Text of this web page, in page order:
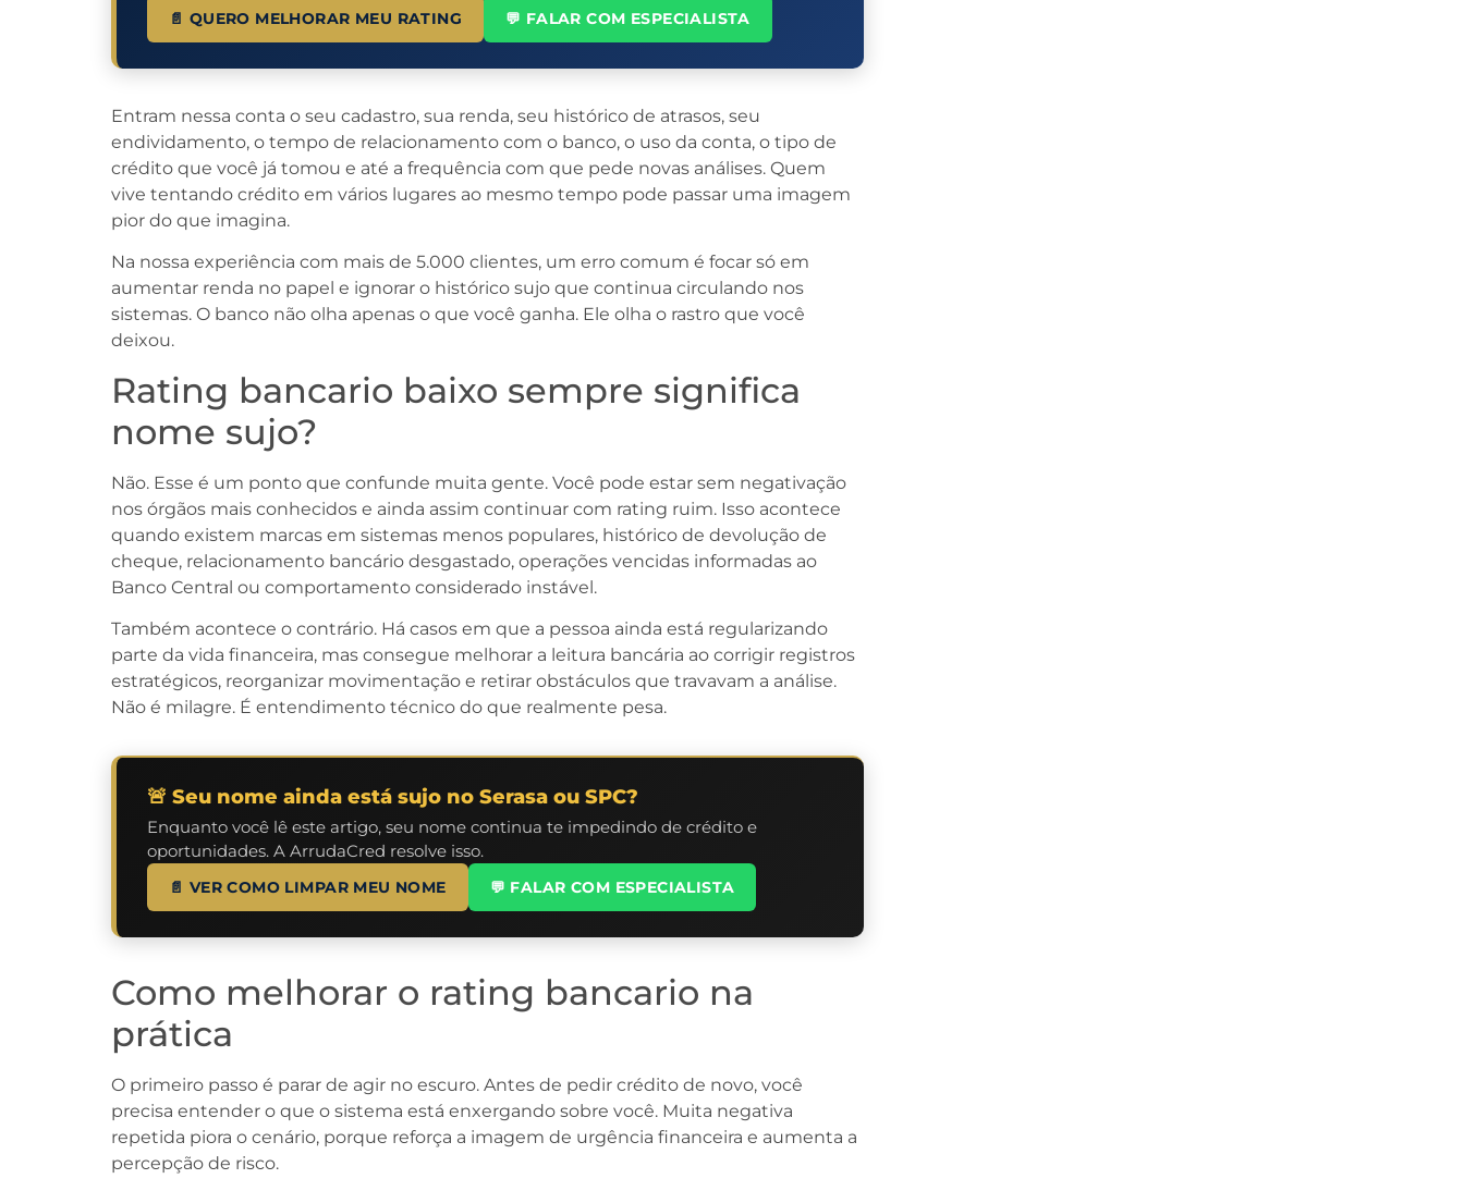
📄 QUERO MELHORAR MEU RATING 💬 FALAR COM ESPECIALISTA
Entram nessa conta o seu cadastro, sua renda, seu histórico de atrasos, seu
endividamento, o tempo de relacionamento com o banco, o uso da conta, o tipo de
crédito que você já tomou e até a frequência com que pede novas análises. Quem
vive tentando crédito em vários lugares ao mesmo tempo pode passar uma imagem
pior do que imagina.
Na nossa experiência com mais de 5.000 clientes, um erro comum é focar só em
aumentar renda no papel e ignorar o histórico sujo que continua circulando nos
sistemas. O banco não olha apenas o que você ganha. Ele olha o rastro que você
deixou.
Rating bancario baixo sempre significa
nome sujo?
Não. Esse é um ponto que confunde muita gente. Você pode estar sem negativação
nos órgãos mais conhecidos e ainda assim continuar com rating ruim. Isso acontece
quando existem marcas em sistemas menos populares, histórico de devolução de
cheque, relacionamento bancário desgastado, operações vencidas informadas ao
Banco Central ou comportamento considerado instável.
Também acontece o contrário. Há casos em que a pessoa ainda está regularizando
parte da vida financeira, mas consegue melhorar a leitura bancária ao corrigir registros
estratégicos, reorganizar movimentação e retirar obstáculos que travavam a análise.
Não é milagre. É entendimento técnico do que realmente pesa.
🚨 Seu nome ainda está sujo no Serasa ou SPC?
Enquanto você lê este artigo, seu nome continua te impedindo de crédito e
oportunidades. A ArrudaCred resolve isso.
📄 VER COMO LIMPAR MEU NOME 💬 FALAR COM ESPECIALISTA
Como melhorar o rating bancario na
prática
O primeiro passo é parar de agir no escuro. Antes de pedir crédito de novo, você
precisa entender o que o sistema está enxergando sobre você. Muita negativa
repetida piora o cenário, porque reforça a imagem de urgência financeira e aumenta a
percepção de risco.